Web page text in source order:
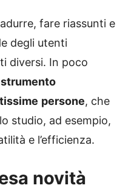
fare riassunti e
degli utenti
diversi. In poco
persone, che
studio, ad esempio,
e l’efficienza.
novità